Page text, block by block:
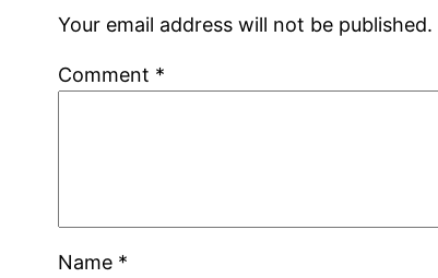
Your email address will not be published.
Comment *
Name *